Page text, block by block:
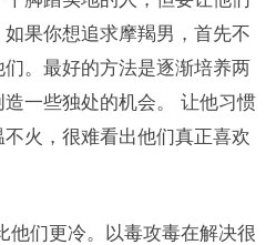
果你想追求摩羯男，首先不
。最好的方法是逐渐培养两
一些独处的机会。 让他习惯
火，很难看出他们真正喜欢
他们更冷。以毒攻毒在解决很